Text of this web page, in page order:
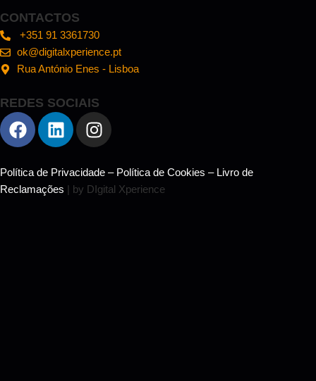
CONTACTOS
+351 91 3361730
ok@digitalxperience.pt
Rua António Enes - Lisboa
REDES SOCIAIS
Política de Privacidade – Política de Cookies – Livro de
Reclamações | by DIgital Xperience